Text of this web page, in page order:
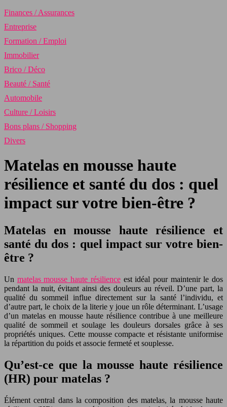
Finances / Assurances
Entreprise
Formation / Emploi
Immobilier
Brico / Déco
Beauté / Santé
Automobile
Culture / Loisirs
Bons plans / Shopping
Divers
Matelas en mousse haute
résilience et santé du dos : quel
impact sur votre bien-être ?
Matelas en mousse haute résilience et
santé du dos : quel impact sur votre bien-
être ?
Un matelas mousse haute résilienceest idéal pour maintenir le dos
pendant la nuit, évitant ainsi des douleurs au réveil. D’une part, la
qualité du sommeil influe directement sur la santé l’individu, et
d’autre part, le choix de la literie y joue un rôle déterminant. L’usage
d’un matelas en mousse haute résilience contribue à une meilleure
qualité de sommeil et soulage les douleurs dorsales grâce à ses
propriétés uniques. Cette mousse compacte et résistante uniformise
la répartition du poids et associe fermeté et souplesse.
Qu’est-ce que la mousse haute résilience
(HR) pour matelas ?
Élément central dans la composition des matelas, la mousse haute